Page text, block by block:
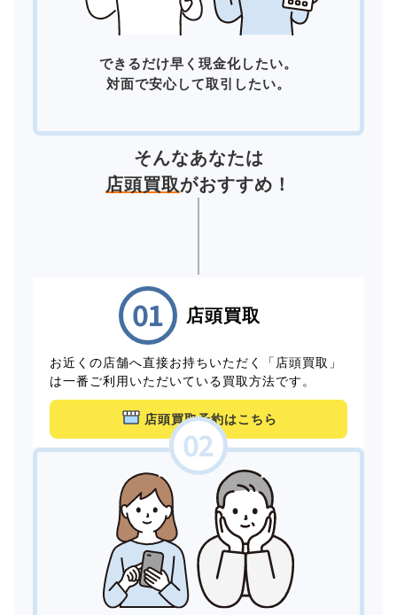
できるだけ早く現金化したい。
対面で安心して取引したい。
そんなあなたは
店頭買取がおすすめ！
店頭買取
お近くの店舗へ直接お持ちいただく「店頭買取」
は一番ご利用いただいている買取方法です。
店頭買取予約はこちら